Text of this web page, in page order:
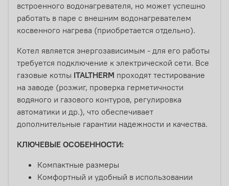
встроенного водонагревателя, но может успешно
работать в паре с внешним водонагревателем
косвенного нагрева (приобретается отдельно).
Котел является энергозависимым - для его работы
требуется подключение к электрической сети. Все
газовые котлы ITALTHERM проходят тестирование
на заводе (розжиг, проверка герметичности
водяного и газового контуров, регулировка
автоматики и др.), что обеспечивает
дополнительные гарантии надежности и качества.
КЛЮЧЕВЫЕ ОСОБЕННОСТИ:
Компактные размеры
Комфортный и удобный в использовании